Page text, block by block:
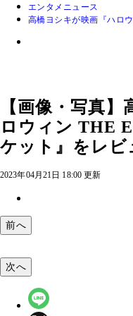
エンタメニュース
高橋ヨシキが映画『ハロ
【画像・写真
ロウィン THE
ケット』をレビ
2023年04月21日 18:00 更新
前へ
次へ